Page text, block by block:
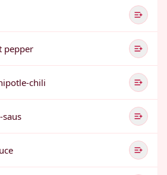
pepper
chili